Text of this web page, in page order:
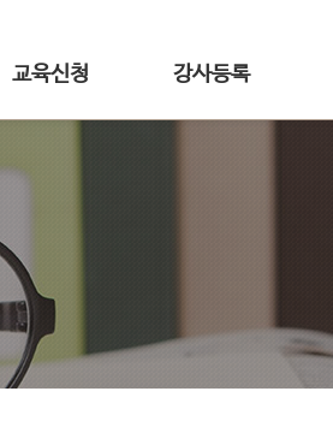
교육신청 강사등록